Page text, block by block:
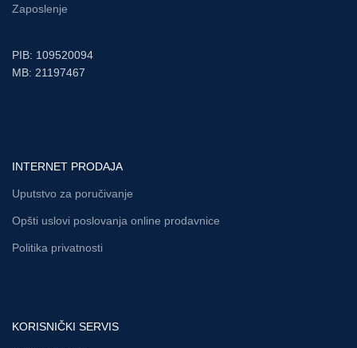
Zaposlenje
PIB: 109520094
MB: 21197467
INTERNET PRODAJA
Uputstvo za poručivanje
Opšti uslovi poslovanja online prodavnice
Politika privatnosti
KORISNIČKI SERVIS